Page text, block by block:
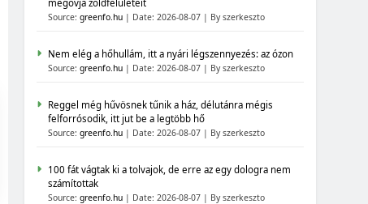
megóvja zöldfelületeit
Source:greenfo.hu Date: 2026-08-07 By szerkeszto
Nem elég a hőhullám, itt a nyári légszennyezés: az ózon
Source:greenfo.hu Date: 2026-08-07 By szerkeszto
Reggel még hűvösnek tűnik a ház, délutánra mégis
felforrósodik, itt jut be a legtöbb hő
Source:greenfo.hu Date: 2026-08-07 By szerkeszto
100 fát vágtak ki a tolvajok, de erre az egy dologra nem
számítottak
Source:greenfo.hu Date: 2026-08-07 By szerkeszto